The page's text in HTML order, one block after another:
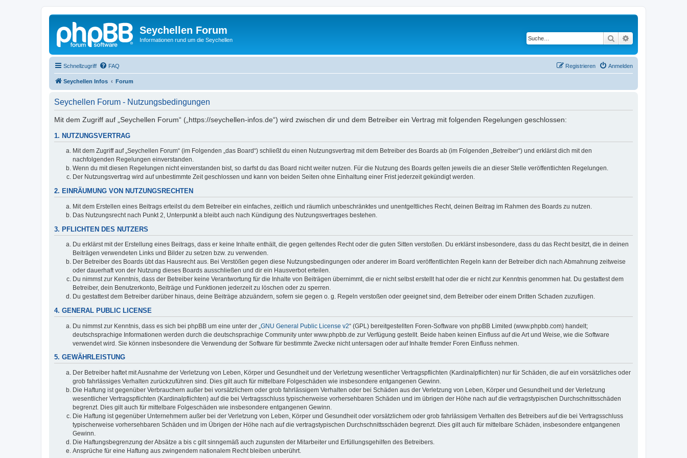
Seychellen Forum
Informationen rund um die Seychellen Suche
Schnellzugriff FAQ Anmelden
Registrieren
Seychellen Infos Forum
Seychellen Forum - Nutzungsbedingungen
Mit dem Zugriff auf „Seychellen Forum“ („https://seychellen-infos.de“) wird zwischen dir und dem Betreiber ein Vertrag mit folgenden Regelungen geschlossen:
1. NUTZUNGSVERTRAG
Mit dem Zugriff auf „Seychellen Forum“ (im Folgenden „das Board“) schließt du einen Nutzungsvertrag mit dem Betreiber des Boards ab (im Folgenden „Betreiber“) und erklärst dich mit den
nachfolgenden Regelungen einverstanden.
Wenn du mit diesen Regelungen nicht einverstanden bist, so darfst du das Board nicht weiter nutzen. Für die Nutzung des Boards gelten jeweils die an dieser Stelle veröffentlichten Regelungen.
Der Nutzungsvertrag wird auf unbestimmte Zeit geschlossen und kann von beiden Seiten ohne Einhaltung einer Frist jederzeit gekündigt werden.
2. EINRÄUMUNG VON NUTZUNGSRECHTEN
Mit dem Erstellen eines Beitrags erteilst du dem Betreiber ein einfaches, zeitlich und räumlich unbeschränktes und unentgeltliches Recht, deinen Beitrag im Rahmen des Boards zu nutzen.
Das Nutzungsrecht nach Punkt 2, Unterpunkt a bleibt auch nach Kündigung des Nutzungsvertrages bestehen.
3. PFLICHTEN DES NUTZERS
Du erklärst mit der Erstellung eines Beitrags, dass er keine Inhalte enthält, die gegen geltendes Recht oder die guten Sitten verstoßen. Du erklärst insbesondere, dass du das Recht besitzt, die in deinen
Beiträgen verwendeten Links und Bilder zu setzen bzw. zu verwenden.
Der Betreiber des Boards übt das Hausrecht aus. Bei Verstößen gegen diese Nutzungsbedingungen oder anderer im Board veröffentlichten Regeln kann der Betreiber dich nach Abmahnung zeitweise
oder dauerhaft von der Nutzung dieses Boards ausschließen und dir ein Hausverbot erteilen.
Du nimmst zur Kenntnis, dass der Betreiber keine Verantwortung für die Inhalte von Beiträgen übernimmt, die er nicht selbst erstellt hat oder die er nicht zur Kenntnis genommen hat. Du gestattest dem
Betreiber, dein Benutzerkonto, Beiträge und Funktionen jederzeit zu löschen oder zu sperren.
Du gestattest dem Betreiber darüber hinaus, deine Beiträge abzuändern, sofern sie gegen o. g. Regeln verstoßen oder geeignet sind, dem Betreiber oder einem Dritten Schaden zuzufügen.
4. GENERAL PUBLIC LICENSE
Du nimmst zur Kenntnis, dass es sich bei phpBB um eine unter der „ GNU General Public License v2“ (GPL) bereitgestellten Foren-Software von phpBB Limited (www.phpbb.com) handelt;
deutschsprachige Informationen werden durch die deutschsprachige Community unter www.phpbb.de zur Verfügung gestellt. Beide haben keinen Einfluss auf die Art und Weise, wie die Software
verwendet wird. Sie können insbesondere die Verwendung der Software für bestimmte Zwecke nicht untersagen oder auf Inhalte fremder Foren Einfluss nehmen.
5. GEWÄHRLEISTUNG
Der Betreiber haftet mit Ausnahme der Verletzung von Leben, Körper und Gesundheit und der Verletzung wesentlicher Vertragspflichten (Kardinalpflichten) nur für Schäden, die auf ein vorsätzliches oder
grob fahrlässiges Verhalten zurückzuführen sind. Dies gilt auch für mittelbare Folgeschäden wie insbesondere entgangenen Gewinn.
Die Haftung ist gegenüber Verbrauchern außer bei vorsätzlichem oder grob fahrlässigem Verhalten oder bei Schäden aus der Verletzung von Leben, Körper und Gesundheit und der Verletzung
wesentlicher Vertragspflichten (Kardinalpflichten) auf die bei Vertragsschluss typischerweise vorhersehbaren Schäden und im übrigen der Höhe nach auf die vertragstypischen Durchschnittsschäden
begrenzt. Dies gilt auch für mittelbare Folgeschäden wie insbesondere entgangenen Gewinn.
Die Haftung ist gegenüber Unternehmern außer bei der Verletzung von Leben, Körper und Gesundheit oder vorsätzlichem oder grob fahrlässigem Verhalten des Betreibers auf die bei Vertragsschluss
typischerweise vorhersehbaren Schäden und im Übrigen der Höhe nach auf die vertragstypischen Durchschnittsschäden begrenzt. Dies gilt auch für mittelbare Schäden, insbesondere entgangenen
Gewinn.
Die Haftungsbegrenzung der Absätze a bis c gilt sinngemäß auch zugunsten der Mitarbeiter und Erfüllungsgehilfen des Betreibers.
Ansprüche für eine Haftung aus zwingendem nationalem Recht bleiben unberührt.